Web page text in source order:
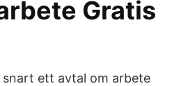
Gratis
ett avtal om arbete